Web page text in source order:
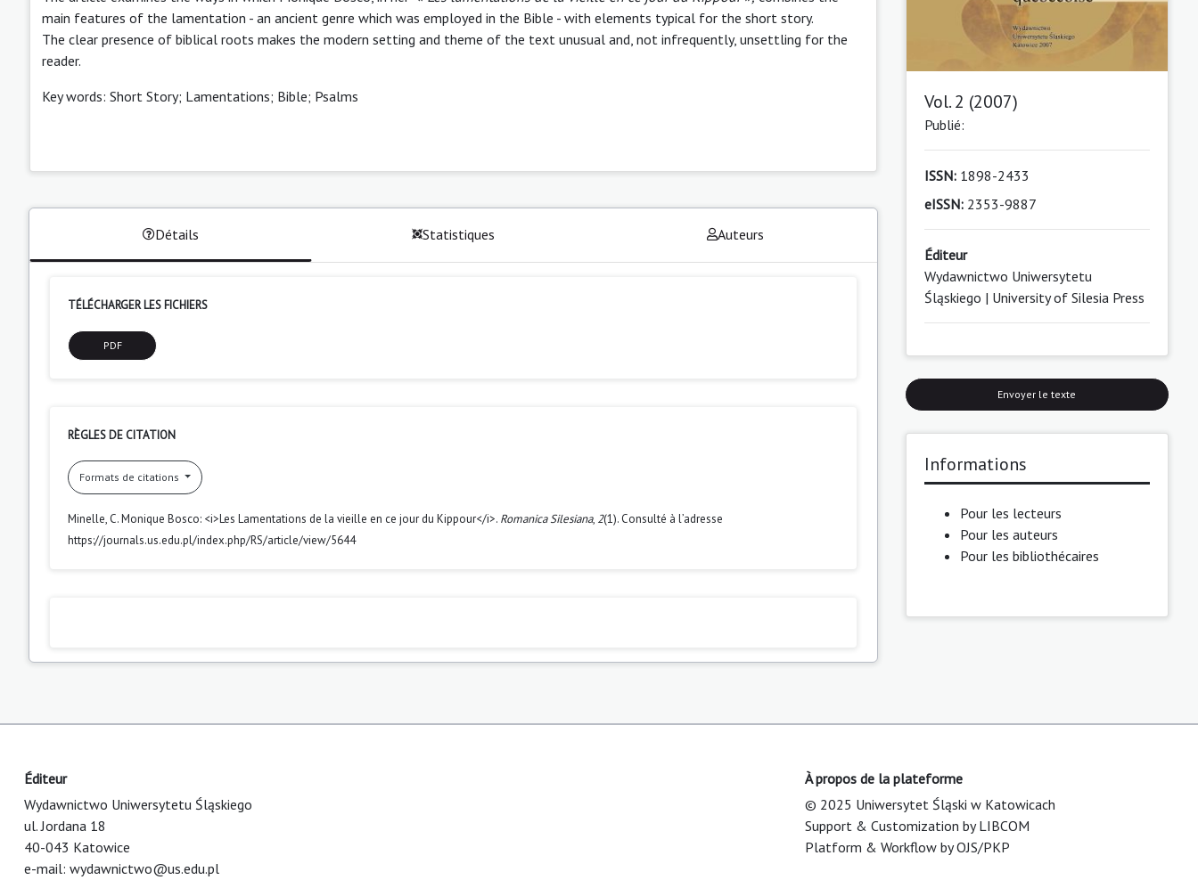
main features of the lamentation - an ancient genre which was employed in the Bible - with elements typical for the short story.
The clear presence of biblical roots makes the modern setting and theme of the text unusual and, not infrequently, unsettling for the
reader.
Key words: Short Story; Lamentations; Bible; Psalms
Détails Statistiques Auteurs
TÉLÉCHARGER LES FICHIERS
PDF
RÈGLES DE CITATION
Formats de citations
Minelle, C. Monique Bosco: <i>Les Lamentations de la vieille en ce jour du Kippour</i>. Romanica Silesiana, 2(1). Consulté à l’adresse
https://journals.us.edu.pl/index.php/RS/article/view/5644
Vol. 2 (2007)
Publié:
ISSN:1898-2433
eISSN:2353-9887
Éditeur
Wydawnictwo Uniwersytetu
Śląskiego | University of Silesia Press
Envoyer le texte
Informations
Pour les lecteurs
Pour les auteurs
Pour les bibliothécaires
Éditeur
Wydawnictwo Uniwersytetu Śląskiego
ul. Jordana 18
40-043 Katowice
e-mail: wydawnictwo@us.edu.pl
À propos de la plateforme
© 2025 Uniwersytet Śląski w Katowicach
Support & Customization by LIBCOM
Platform & Workflow by OJS/PKP